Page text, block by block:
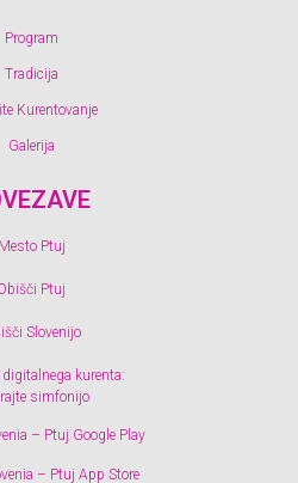
Program
Tradicija
Kurentovanje
Galerija
Mesto Ptuj
Ptuj
Slovenijo
kurenta:
simfonijo
– Ptuj Google Play
– Ptuj App Store